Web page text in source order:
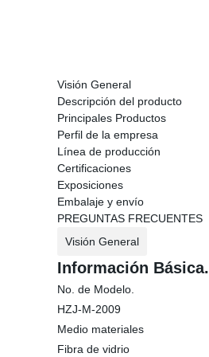
Visión General
Descripción del producto
Principales Productos
Perfil de la empresa
Línea de producción
Certificaciones
Exposiciones
Embalaje y envío
PREGUNTAS FRECUENTES
Visión General
Información Básica.
No. de Modelo.
HZJ-M-2009
Medio materiales
Fibra de vidrio